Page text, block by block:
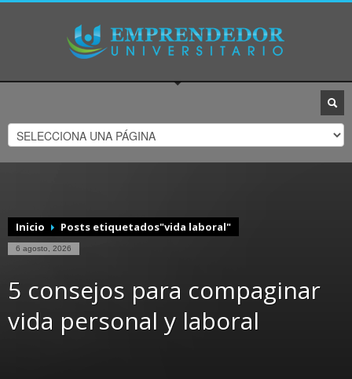
Inicio Posts etiquetados"vida laboral"
6 agosto, 2026
5 consejos para compaginar
vida personal y laboral